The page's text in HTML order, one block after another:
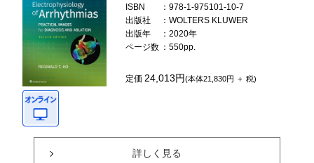
ISBN
：978-1-975101-10-7
出版社
：WOLTERS KLUWER
出版年
：2020年
ページ数 ：550pp.
定価24,013円(本体21,830円 ＋ 税)
詳しく見る